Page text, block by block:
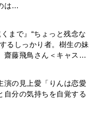
は…
くまで』“ちょっと残念な
るしっかり者。樹生の妹
齋藤飛鳥さん＜キャスト
演の見上愛「りんは恋愛
自分の気持ちを自覚する